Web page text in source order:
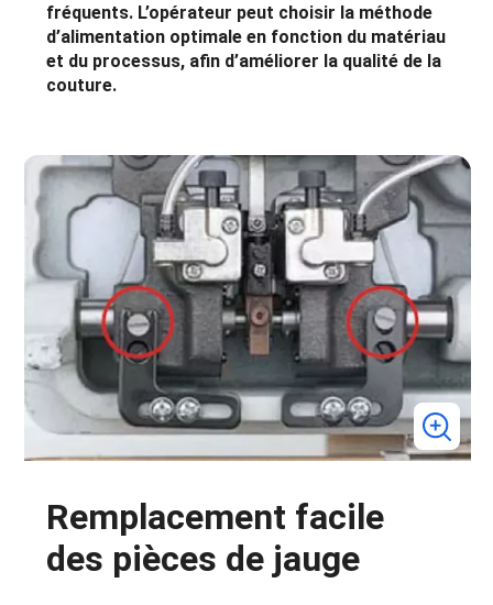
fréquents. L’opérateur peut choisir la méthode
d’alimentation optimale en fonction du matériau
et du processus, afin d’améliorer la qualité de la
couture.
Remplacement facile
des pièces de jauge